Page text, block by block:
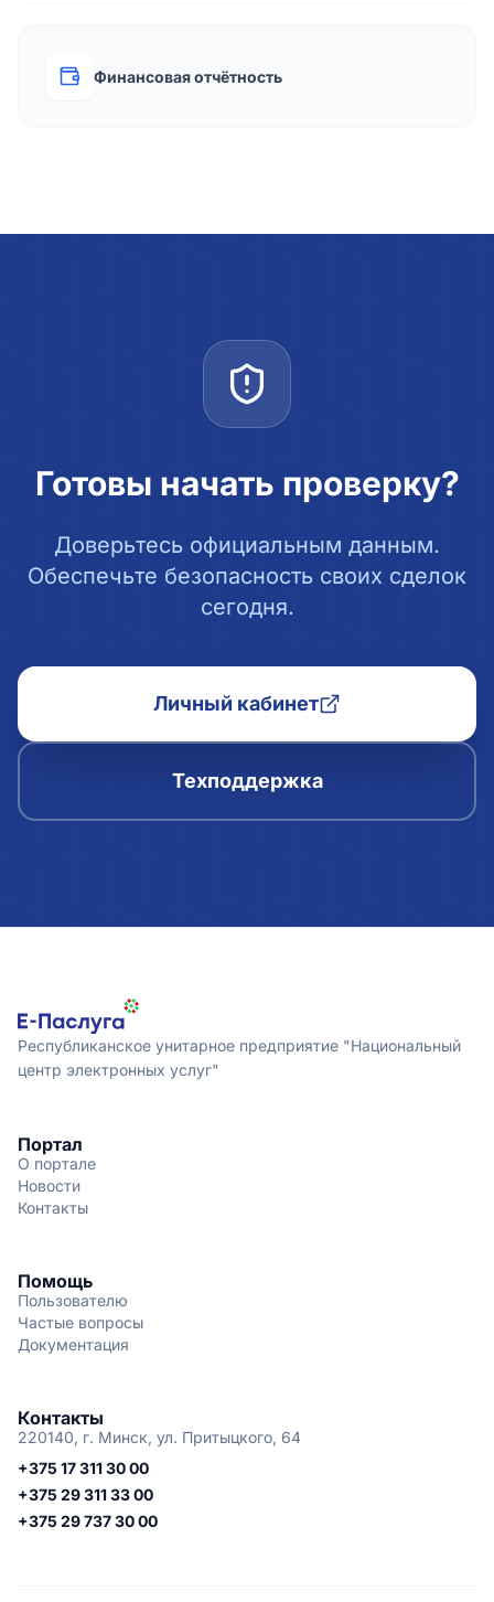
Финансовая отчётность
Готовы начать проверку?
Доверьтесь официальным данным.
Обеспечьте безопасность своих сделок
сегодня.
Личный кабинет
Техподдержка
Республиканское унитарное предприятие "Национальный
центр электронных услуг"
Портал
О портале
Новости
Контакты
Помощь
Пользователю
Частые вопросы
Документация
Контакты
220140, г. Минск, ул. Притыцкого, 64
+375 17 311 30 00
+375 29 311 33 00
+375 29 737 30 00